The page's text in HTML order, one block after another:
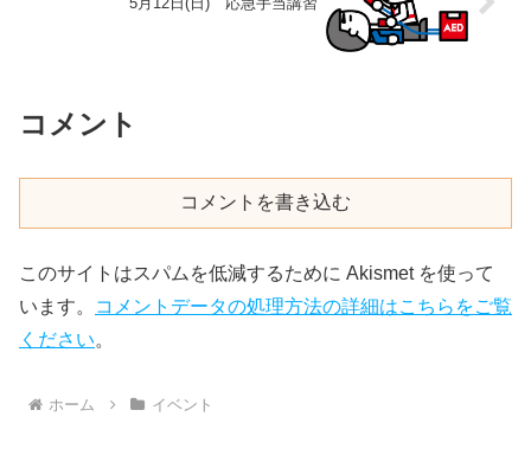
コメント
コメントを書き込む
このサイトはスパムを低減するために Akismet を使って
います。
コメントデータの処理方法の詳細はこちらをご覧
ください。
ホーム イベント